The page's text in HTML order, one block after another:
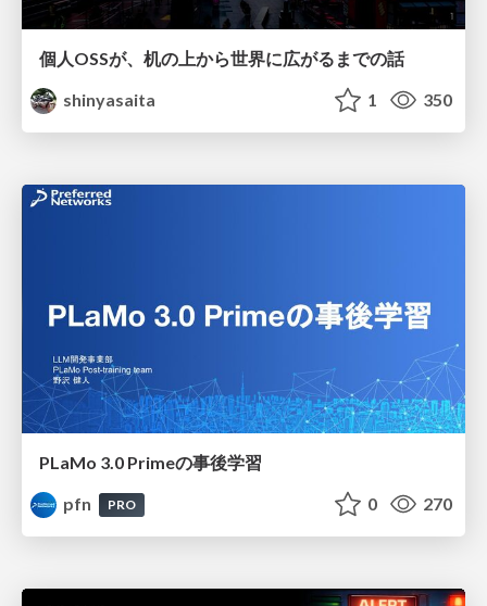
個人OSSが、机の上から世界に広がるまでの話
shinyasaita
1 350
PLaMo 3.0 Primeの事後学習
pfn
PRO 0 270